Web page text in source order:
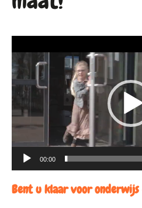
00:00
Bent u klaar voor onderwijs